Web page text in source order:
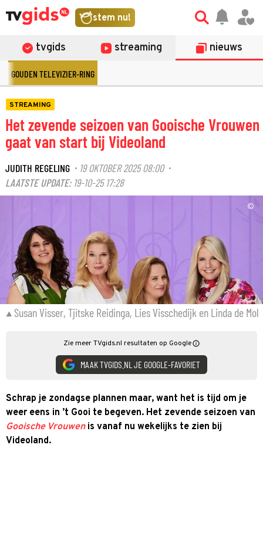
stem nu!
tvgids streaming nieuws
GOUDEN TELEVIZIER-RING
STREAMING
Het zevende seizoen van Gooische Vrouwen
gaat van start bij Videoland
JUDITH REGELING · 19 OKTOBER 2025 08:00·
LAATSTE UPDATE: 19-10-25 17:28
©
Susan Visser, Tjitske Reidinga, Lies Visschedijk en Linda de Mol
Zie meer TVgids.nl resultaten op Google
MAAK TVGIDS.NL JE GOOGLE-FAVORIET
Schrap je zondagse plannen maar, want het is tijd om je
weer eens in ’t Gooi te begeven. Het zevende seizoen van
Gooische Vrouwenis vanaf nu wekelijks te zien bij
Videoland.